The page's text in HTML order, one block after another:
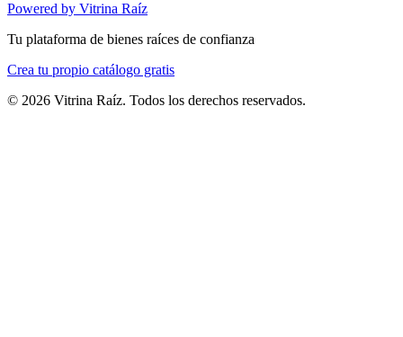
Powered by Vitrina Raíz
Tu plataforma de bienes raíces de confianza
Crea tu propio catálogo gratis
© 2026 Vitrina Raíz. Todos los derechos reservados.